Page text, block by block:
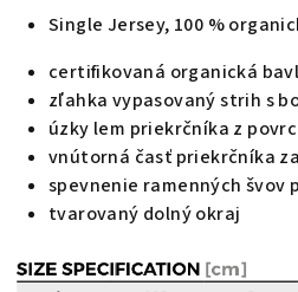
Single Jersey, 100 %
certifikovaná organická
zľahka vypasovaný strih s
úzky lem priekrčníka z
vnútorná časť priekrčníka
spevnenie ramenných švov
tvarovaný dolný okraj